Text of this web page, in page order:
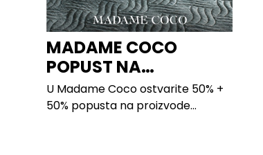
MADAME COCO
POPUST NA
PROIZVODE ZA
SPAVAĆU SOBU
U Madame Coco ostvarite 50% +
50% popusta na proizvode...